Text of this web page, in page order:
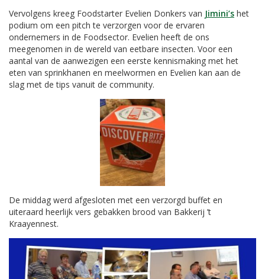
Vervolgens kreeg Foodstarter Evelien Donkers van Jimini’s het
podium om een pitch te verzorgen voor de ervaren
ondernemers in de Foodsector. Evelien heeft de ons
meegenomen in de wereld van eetbare insecten. Voor een
aantal van de aanwezigen een eerste kennismaking met het
eten van sprinkhanen en meelwormen en Evelien kan aan de
slag met de tips vanuit de community.
De middag werd afgesloten met een verzorgd buffet en
uiteraard heerlijk vers gebakken brood van Bakkerij ’t
Kraayennest.